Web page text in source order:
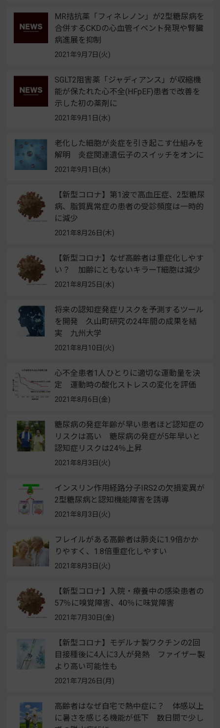
MR拮抗薬「フィネレノン」が2型糖尿病を
合併するCKDの心血管イベント発現や腎臓
病進展を抑制
2021年9月7日(火)
SGLT2阻害薬「ジャディアンス」が収縮機
能が保たれた心不全(HFpEF)患者で改善を
示した初の薬剤に
2021年9月1日(水)
老化した細胞が炎症を引き起こす仕組みを
解明 炎症関連遺伝子のスイッチをオンに
2021年9月1日(水)
【新型コロナ】第1波で高血圧症、2型糖尿
病、脂質異常症の患者の受診頻度は一時的
に減少
2021年8月26日(木)
【新型コロナ】なぜ高齢者は重症化しやす
い？ 加齢にともないキラーT細胞は減少
2021年8月25日(水)
将来の認知症発症リスクを予測するツール
を開発 久山町研究の24年間の成果を結
実 九州大学
2021年8月10日(火)
心不全患者1人ひとりに適切な運動量を決
定 運動時の酸化ストレスの変化を評価
2021年8月6日(金)
糖尿病の発症年齢が早い患者ほど認知症の
リスクは高い 糖尿病の発症が5年早いと
認知症リスクは24％上昇
2021年8月3日(火)
インスリン作用経路分子IRS2の欠損変異が
2型糖尿病と認知機能障害を誘導
2021年8月3日(火)
フレイルがある高齢者は肺炎に1.9倍かか
りやすく、1.8倍重症化しやすい
2021年8月3日(火)
【新型コロナ】⼊院・療養中の感染患者の
57％に嗅覚障害、40％に味覚障害
2021年7月30日(金)
【新型コロナ】モデルナ製ワクチンの2回
目接種後に4人に3人が発熱 ファイザー製
より高い可能性も
2021年7月26日(月)
高齢者はなぜ自宅で熱中症に？ 体感以上
に暑さを感じる機能が低下 数日間で少し